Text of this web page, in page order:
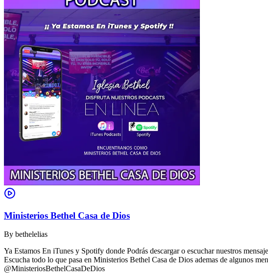
Ministerios Bethel Casa de Dios
By bethelelias
Ya Estamos En iTunes y Spotify donde Podrás descargar o escuchar nuestros
Escucha todo lo que pasa en Ministerios Bethel Casa de Dios ademas de algunos
@MinisteriosBethelCasaDeDios